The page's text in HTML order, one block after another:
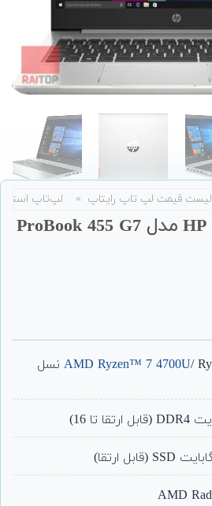
لیست قیمت لپ تاپ رایتاپ » لپ‌تاپ
AMD Ryzen™ 7 4700U/ Ryzen 5 4500U نسل